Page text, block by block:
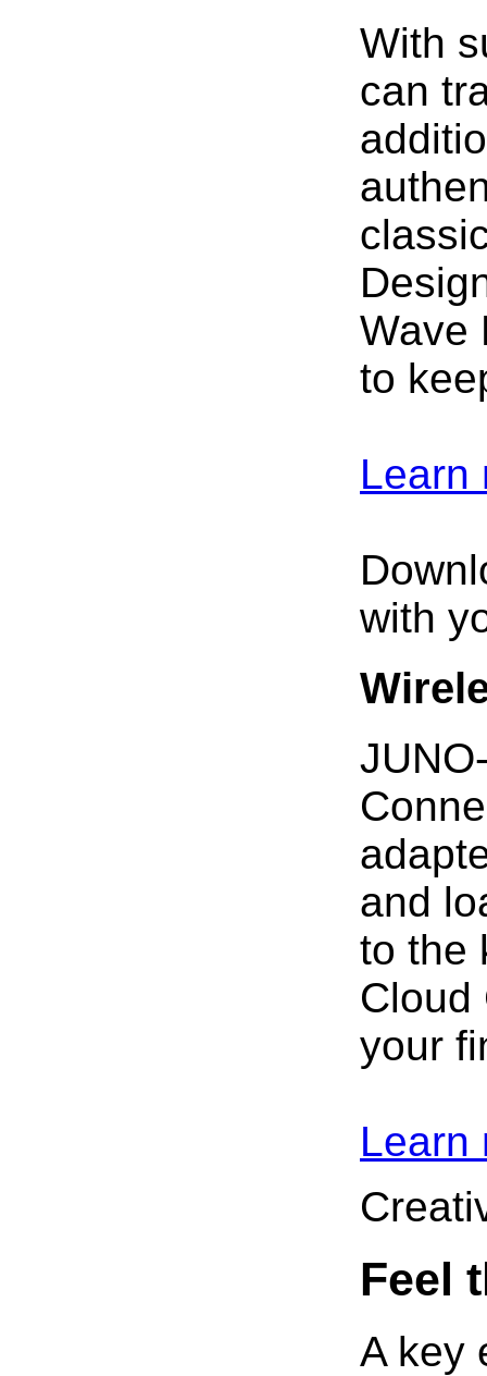
With
can
Wave
to
Learn
with
and
to the
Cloud
your
Learn
Feel
A key